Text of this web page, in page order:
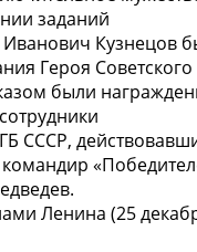
заданий
Кузнецов
Героя Советского
были
СССР,
Ленина (25